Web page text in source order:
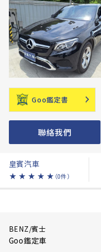
Goo鑑定書
聯絡我們
皇賓汽車
★ ★ ★ ★ ★ （0件）
BENZ/賓士
Goo鑑定車